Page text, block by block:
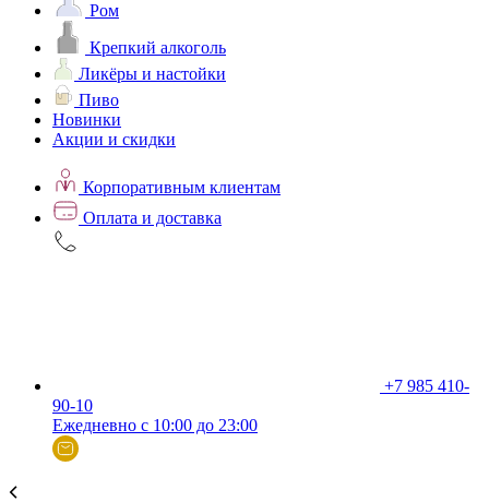
Ром
Крепкий алкоголь
Ликёры и настойки
Пиво
Новинки
Акции и скидки
Корпоративным клиентам
Оплата и доставка
+7 985 410-
90-10
Ежедневно с 10:00 до 23:00